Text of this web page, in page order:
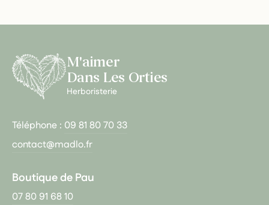
M'aimer
Dans Les Orties
Herboristerie
Téléphone : 09 81 80 70 33
contact@madlo.fr
Boutique de Pau
07 80 91 68 10